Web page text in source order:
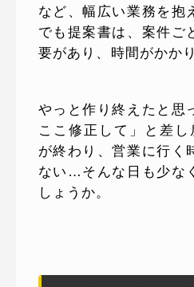
など、幅広い業務を抱
でも提案書は、案件ご
要があり、時間がかか
やっと作り終えたと思
ここ修正して」と差し
が終わり、営業に行く
ない…そんな日も少な
しょうか。